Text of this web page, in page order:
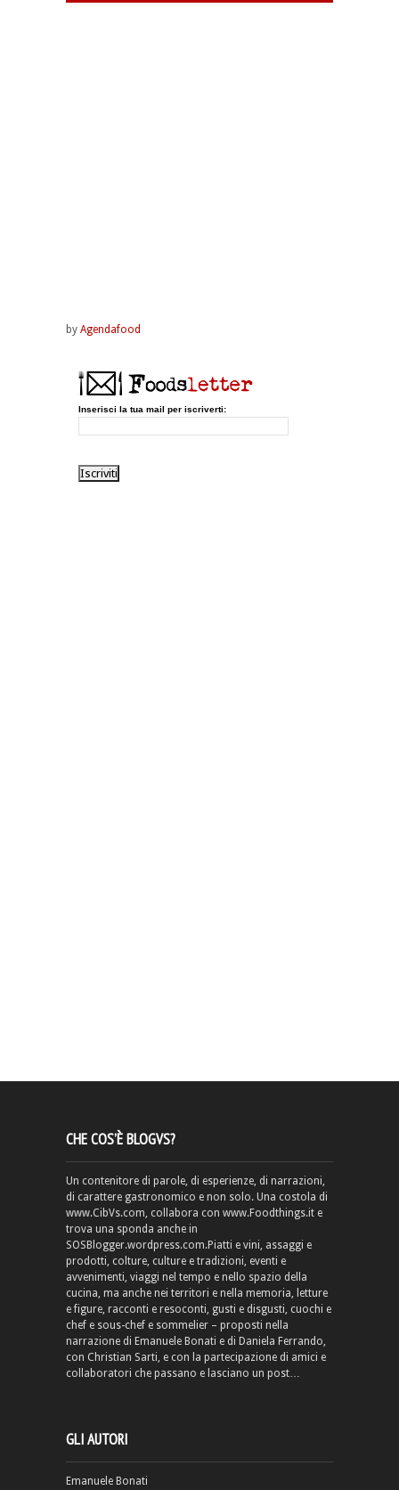
by Agendafood
Inserisci la tua mail per iscriverti:
CHE COS’È BLOGVS?
Un contenitore di parole, di esperienze, di narrazioni,
di carattere gastronomico e non solo. Una costola di
www.CibVs.com, collabora con www.Foodthings.it e
trova una sponda anche in
SOSBlogger.wordpress.com.Piatti e vini, assaggi e
prodotti, colture, culture e tradizioni, eventi e
avvenimenti, viaggi nel tempo e nello spazio della
cucina, ma anche nei territori e nella memoria, letture
e figure, racconti e resoconti, gusti e disgusti, cuochi e
chef e sous-chef e sommelier – proposti nella
narrazione di Emanuele Bonati e di Daniela Ferrando,
con Christian Sarti, e con la partecipazione di amici e
collaboratori che passano e lasciano un post…
GLI AUTORI
Emanuele Bonati